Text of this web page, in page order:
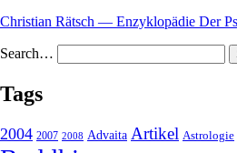
Christian Rätsch — Enzyklopädie Der
Search…
Tags
2004 2007 2008 Advaita Artikel Astrologie